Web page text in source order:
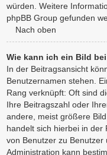
würden. Weitere
phpBB Group gefunden
Nach oben
Wie kann ich ein Bild
In der Beitragsansicht
Benutzernamen stehen.
Rang verknüpft: Oft sind
Ihre Beitragszahl oder
andere, meist größere
handelt sich hierbei in der
von Benutzer zu Benutzer
Administration kann